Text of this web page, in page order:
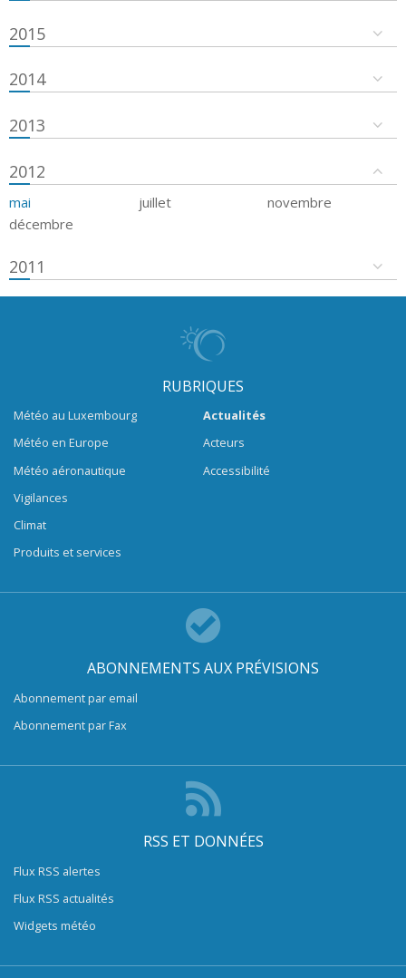
2015
2014
2013
2012
mai juillet
novembre
décembre
2011
RUBRIQUES
Météo au Luxembourg
Météo en Europe
Météo aéronautique
Vigilances
Climat
Produits et services
Actualités
Acteurs
Accessibilité
ABONNEMENTS AUX PRÉVISIONS
Abonnement par email
Abonnement par Fax
RSS ET DONNÉES
Flux RSS alertes
Flux RSS actualités
Widgets météo